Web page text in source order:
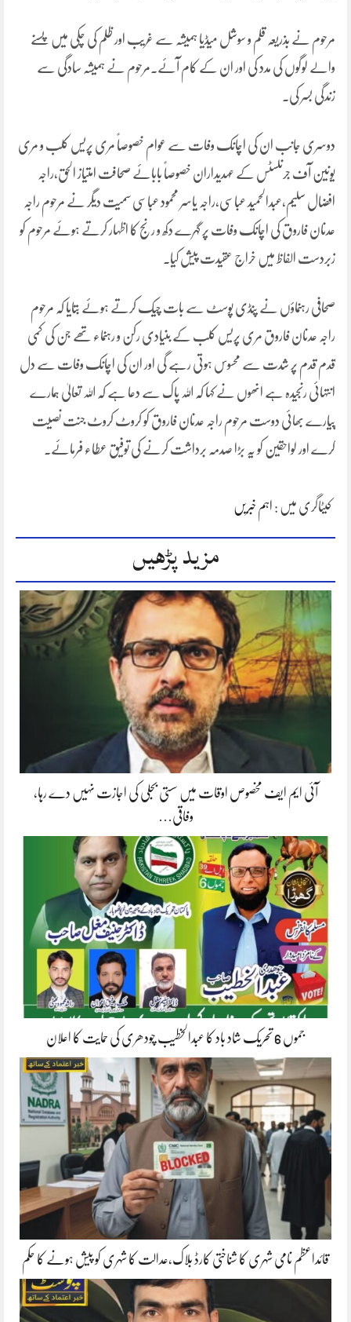
مرحوم نے بذریعہ قلم و سوشل میڈیا ہمیشہ سے غریب اور ظلم کی چکی میں پسنے
والے لوگوں کی مدد کی اور ان کے کام آئے۔مرحوم نے ہمیشہ سادگی سے
زندگی بسر کی۔
دوسری جانب ان کی اچانک وفات سے عوام خصوصاً مری پریس کلب و مری
یونین آف جرنلسٹس کے عہدیداران خصوصاً بابائے صحافت امتیاز الحق،راجہ
افضال سلیم،عبدالحمید عباسی،راجہ یاسر محمود عباسی سمیت دیگر نے مرحوم راجہ
عدنان فاروق کی اچانک وفات پر گہرے دکھ و رنج کا اظہار کرتے ہوئے مرحوم کو
زبردست الفاظ میں خراج عقیدت پیش کیا۔
صحافی رہنماؤں نے پنڈی پوسٹ سے بات چیک کرتے ہوئے بتایا کہ مرحوم
راجہ عدنان فاروق مری پریس کلب کے بنیادی رکن و رہنماء تھے جن کی کمی
قدم قدم پر شدت سے محسوس ہوتی رہے گی اور ان کی اچانک وفات سے دل
انتہائی رنجیدہ ہے انھوں نے کہا کہ اللہ پاک سے دعا ہے کہ اللہ تعالیٰ ہمارے
پیارے بھائی دوست مرحوم راجہ عدنان فاروق کو کروٹ کروٹ جنت نصیت
کرے اور لواحقین کو یہ بڑا صدمہ برداشت کرنے کی توفیق عطاء فرمائے۔
کیٹاگری میں : اہم خبریں
مزید پڑھیں
آئی ایم ایف مخصوص اوقات میں سستی بجلی کی اجازت نہیں دے رہا،
وفاقی…
جموں 6 تحریک شاد باد کا عبدالخطیب چودھری کی حمایت کا اعلان
قائداعظم نامی شہری کا شناختی کارڈ بلاک،عدالت کا شہری کو پیش ہونے کا حکم